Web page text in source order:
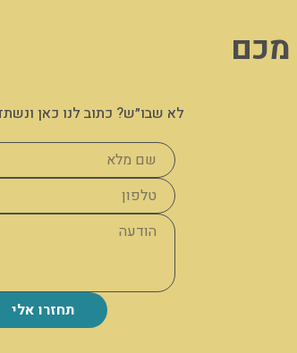
לא שבו״ש? כתוב לנו כאן
תחזרו אלי